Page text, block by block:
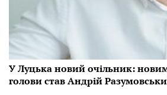
У Луцька новий очільник:
голови став Андрій